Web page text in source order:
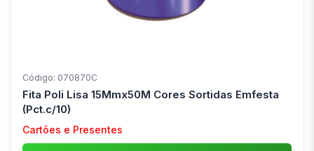
Código: 070870C
Fita Poli Lisa 15Mmx50M Cores Sortidas Emfesta
(Pct.c/10)
Cartões e Presentes